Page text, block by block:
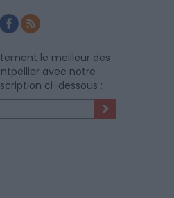
le meilleur des
avec notre
ci-dessous :
>